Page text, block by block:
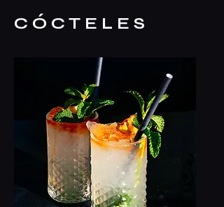
C Ó C T E L E S